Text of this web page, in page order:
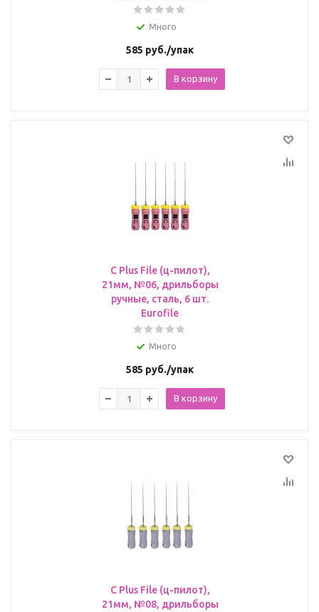
Много
585 руб./упак
В корзину
C Plus File (ц-пилот),
21мм, №06, дрильборы
ручные, сталь, 6 шт.
Eurofile
Много
585 руб./упак
В корзину
C Plus File (ц-пилот),
21мм, №08, дрильборы